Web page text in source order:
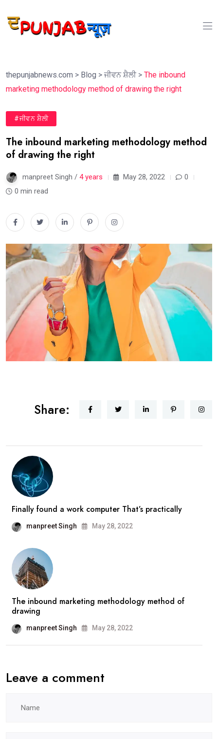
thepunjabnews.com > Blog > ਜੀਵਨ ਸ਼ੈਲੀ > The inbound
marketing methodology method of drawing the right
#ਜੀਵਨ ਸ਼ੈਲੀ
The inbound marketing methodology method
of drawing the right
manpreet Singh / 4 years May 28, 2022
0
0 min read
Share:
Finally found a work computer That’s practically
manpreet Singh May 28, 2022
The inbound marketing methodology method of
drawing
manpreet Singh May 28, 2022
Leave a comment